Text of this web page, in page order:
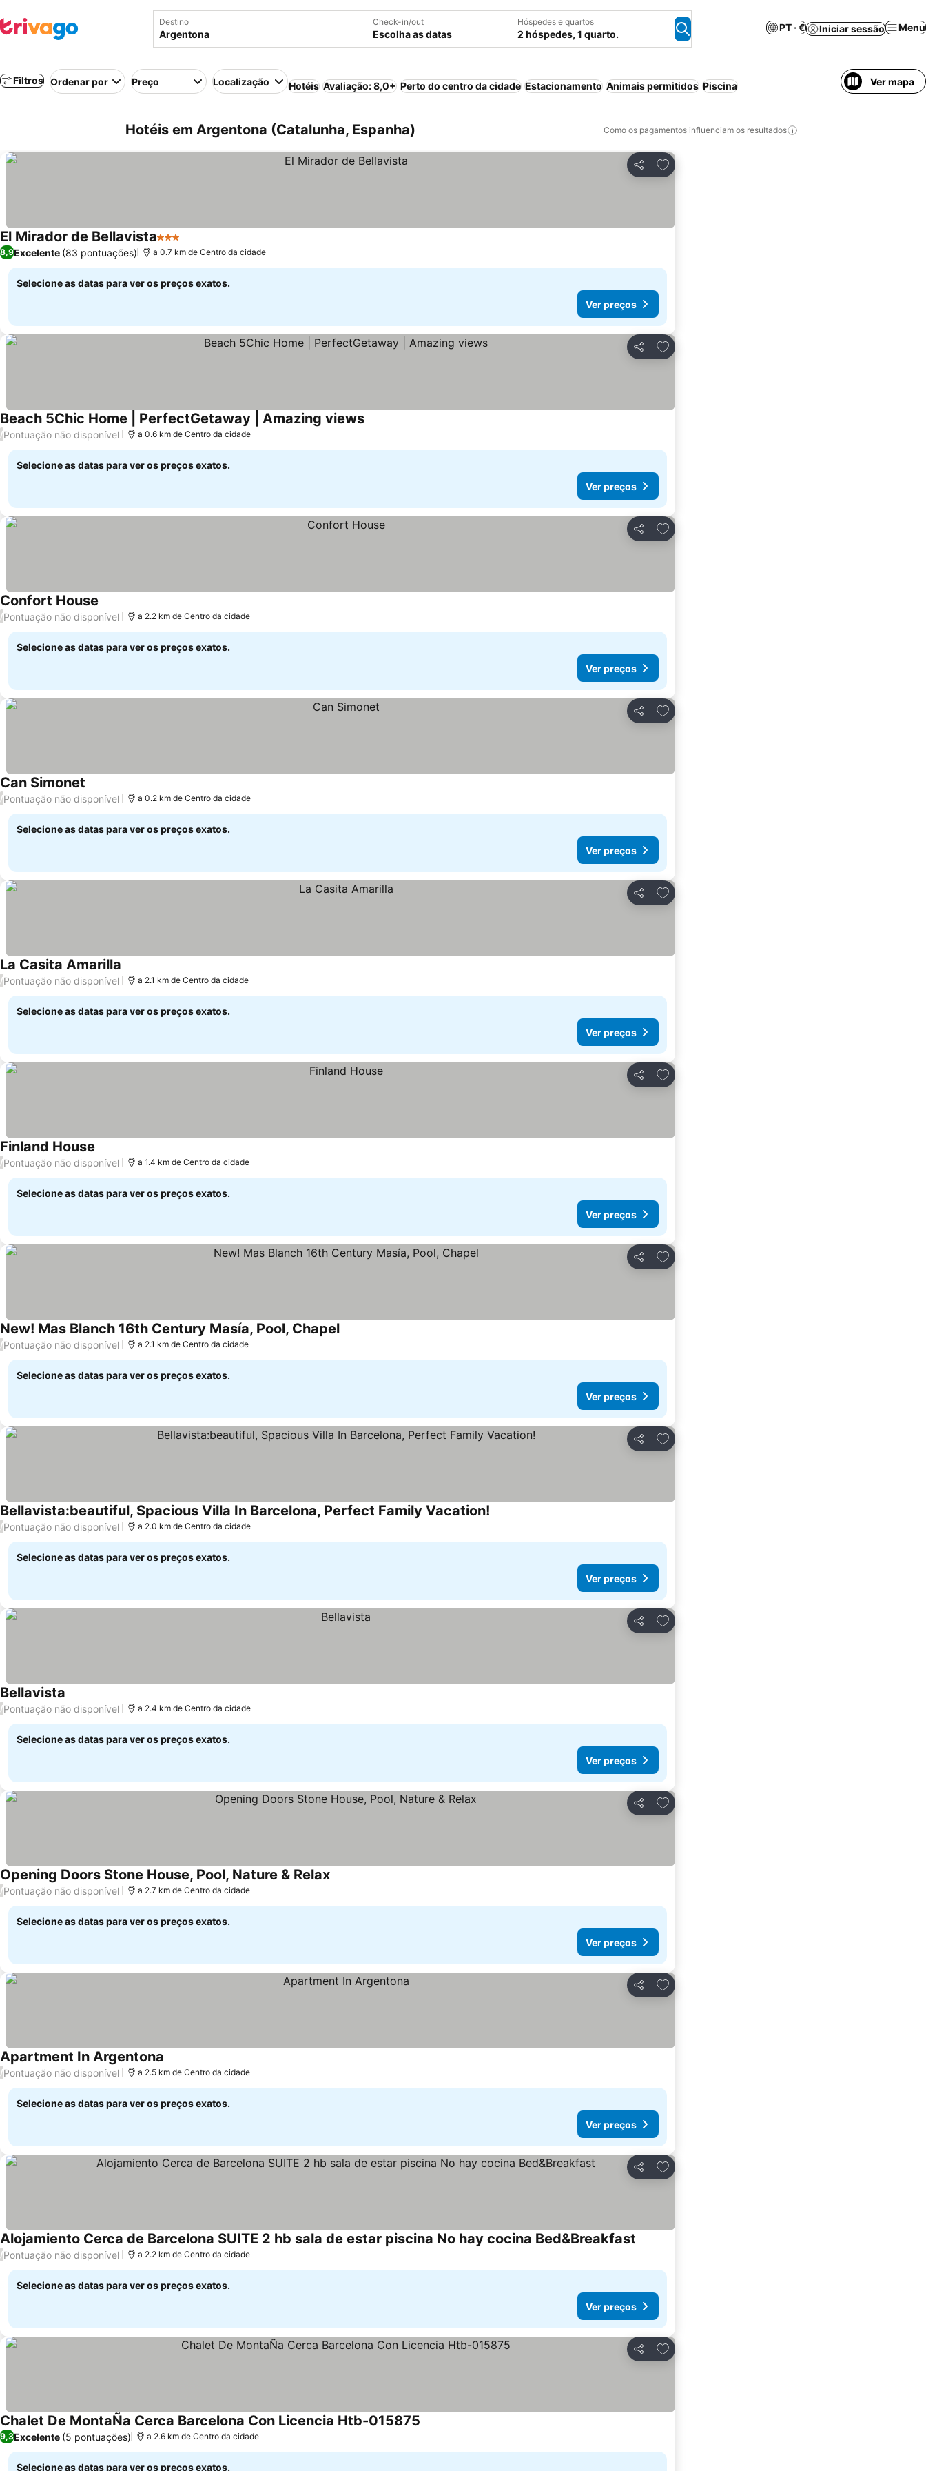
Destino Check-in/out
Escolha as datas
Hóspedes e quartos
2 hóspedes, 1 quarto.
PT · € Iniciar sessão Menu
Filtros Ordenar por Preço Localização Hotéis Avaliação: 8,0+ Perto do centro da cidade Estacionamento Animais permitidos Piscina Ver mapa
Hotéis em Argentona (Catalunha, Espanha) Como os pagamentos influenciam os resultados
Partilhar
Adicionar aos favoritos
El Mirador de Bellavista3 Estrelas
8,9Excelente (83 pontuações) a 0.7 km de Centro da cidade
Selecione as datas para ver os preços exatos.
Ver preços
Partilhar
Adicionar aos favoritos
Beach 5Chic Home | PerfectGetaway | Amazing views
/Pontuação não disponível a 0.6 km de Centro da cidade
Selecione as datas para ver os preços exatos.
Ver preços
Partilhar
Adicionar aos favoritos
Confort House
/Pontuação não disponível a 2.2 km de Centro da cidade
Selecione as datas para ver os preços exatos.
Ver preços
Partilhar
Adicionar aos favoritos
Can Simonet
/Pontuação não disponível a 0.2 km de Centro da cidade
Selecione as datas para ver os preços exatos.
Ver preços
Partilhar
Adicionar aos favoritos
La Casita Amarilla
/Pontuação não disponível a 2.1 km de Centro da cidade
Selecione as datas para ver os preços exatos.
Ver preços
Partilhar
Adicionar aos favoritos
Finland House
/Pontuação não disponível a 1.4 km de Centro da cidade
Selecione as datas para ver os preços exatos.
Ver preços
Partilhar
Adicionar aos favoritos
New! Mas Blanch 16th Century Masía, Pool, Chapel
/Pontuação não disponível a 2.1 km de Centro da cidade
Selecione as datas para ver os preços exatos.
Ver preços
Partilhar
Adicionar aos favoritos
Bellavista:beautiful, Spacious Villa In Barcelona, Perfect Family Vacation!
/Pontuação não disponível a 2.0 km de Centro da cidade
Selecione as datas para ver os preços exatos.
Ver preços
Partilhar
Adicionar aos favoritos
Bellavista
/Pontuação não disponível a 2.4 km de Centro da cidade
Selecione as datas para ver os preços exatos.
Ver preços
Partilhar
Adicionar aos favoritos
Opening Doors Stone House, Pool, Nature & Relax
/Pontuação não disponível a 2.7 km de Centro da cidade
Selecione as datas para ver os preços exatos.
Ver preços
Partilhar
Adicionar aos favoritos
Apartment In Argentona
/Pontuação não disponível a 2.5 km de Centro da cidade
Selecione as datas para ver os preços exatos.
Ver preços
Partilhar
Adicionar aos favoritos
Alojamiento Cerca de Barcelona SUITE 2 hb sala de estar piscina No hay cocina Bed&Breakfast
/Pontuação não disponível a 2.2 km de Centro da cidade
Selecione as datas para ver os preços exatos.
Ver preços
Partilhar
Adicionar aos favoritos
Chalet De MontaÑa Cerca Barcelona Con Licencia Htb-015875
9,3Excelente (5 pontuações) a 2.6 km de Centro da cidade
Selecione as datas para ver os preços exatos.